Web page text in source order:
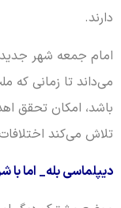
دارند.
امام جمعه شهر
می‌داند تا زمانی که
باشد، امکان تحقق
تلاش می‌کند
دیپلماسی‌ بله_ اما با